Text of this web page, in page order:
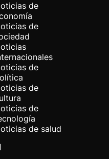
de
de
de
de
de
de salud